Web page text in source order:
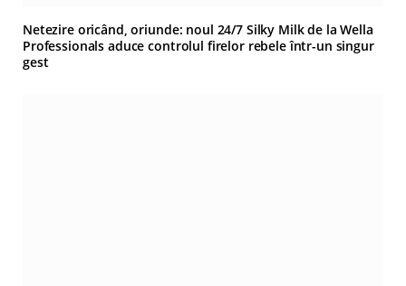
Netezire oricând, oriunde: noul 24/7 Silky Milk de la Wella
Professionals aduce controlul firelor rebele într-un singur
gest